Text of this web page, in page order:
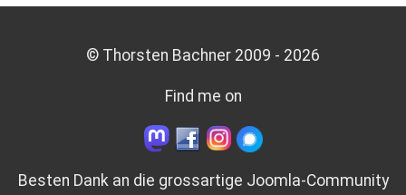
© Thorsten Bachner 2009 - 2026
Find me on
Besten Dank an die grossartige Joomla-Community